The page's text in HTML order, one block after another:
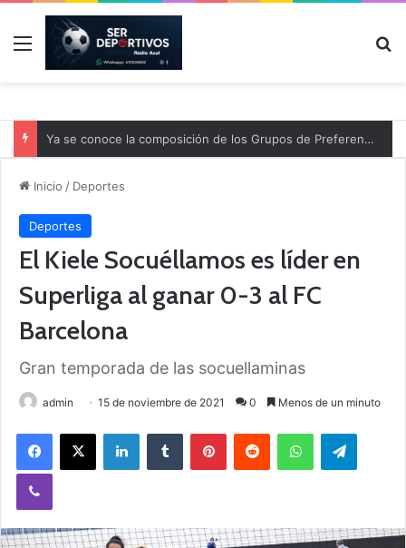
Menú
Ya se conoce la composición de los Grupos de Preferente y el calendario
Inicio / Deportes
Deportes
El Kiele Socuéllamos es líder en
Superliga al ganar 0-3 al FC
Barcelona
Gran temporada de las socuellaminas
admin 15 de noviembre de 2021 0 Menos de un minuto